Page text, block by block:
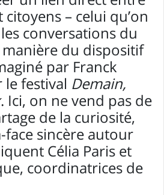
– celui qu’on
conversations du
du dispositif
par Franck
festival Demain,
. Ici, on ne vend pas de
de la curiosité,
face sincère autour
Célia Paris et
coordinatrices de